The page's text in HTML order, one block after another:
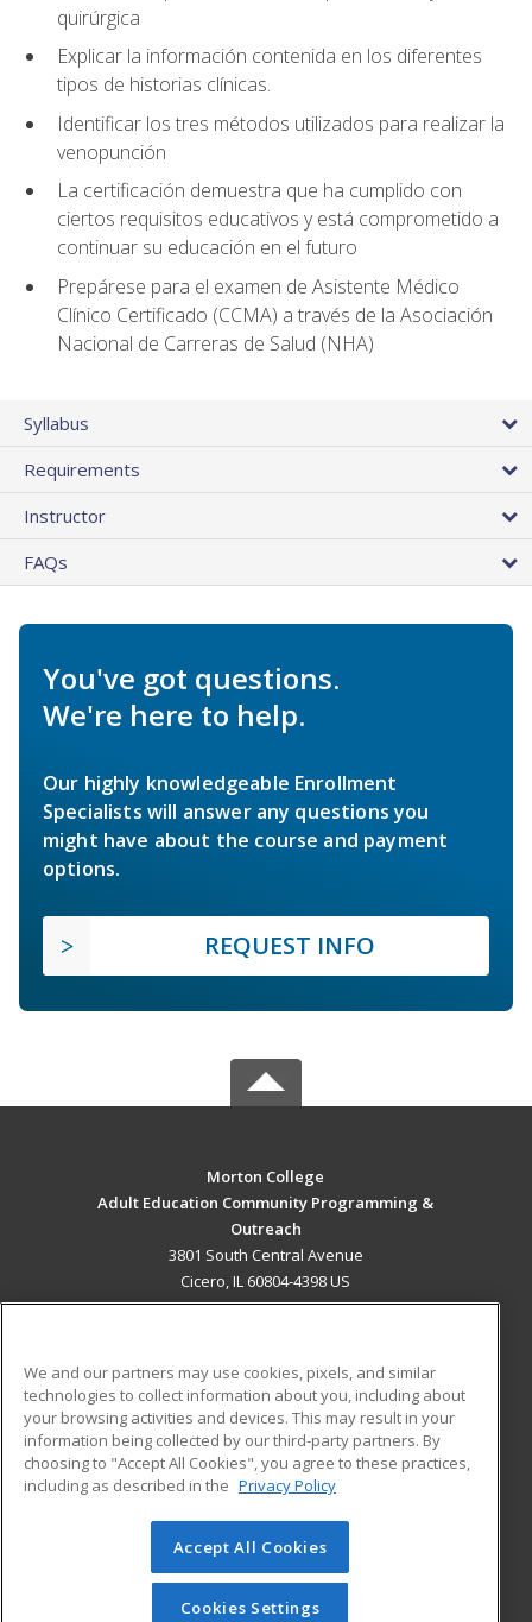
quirúrgica
Explicar la información contenida en los diferentes
tipos de historias clínicas.
Identificar los tres métodos utilizados para realizar la
venopunción
La certificación demuestra que ha cumplido con
ciertos requisitos educativos y está comprometido a
continuar su educación en el futuro
Prepárese para el examen de Asistente Médico
Clínico Certificado (CCMA) a través de la Asociación
Nacional de Carreras de Salud (NHA)
Syllabus
Requirements
Instructor
FAQs
You've got questions.
We're here to help.
Our highly knowledgeable Enrollment
Specialists will answer any questions you
might have about the course and payment
options.
REQUEST INFO
Morton College
Adult Education Community Programming &
Outreach
3801 South Central Avenue
Cicero, IL 60804-4398 US
ADDITIONAL RESOURCES
Military
Financial Assistance
Help
Student Blog
© 2026 ed2go, a division of Cengage Learning. All rights
reserved. The material on this site cannot be reproduced or
redistributed unless you have obtained prior written
We and our partners may use cookies, pixels, and similar
technologies to collect information about you, including about
your browsing activities and devices. This may result in your
information being collected by our third-party partners. By
choosing to "Accept All Cookies", you agree to these practices,
including as described in the Privacy Policy
Accept All Cookies
Cookies Settings